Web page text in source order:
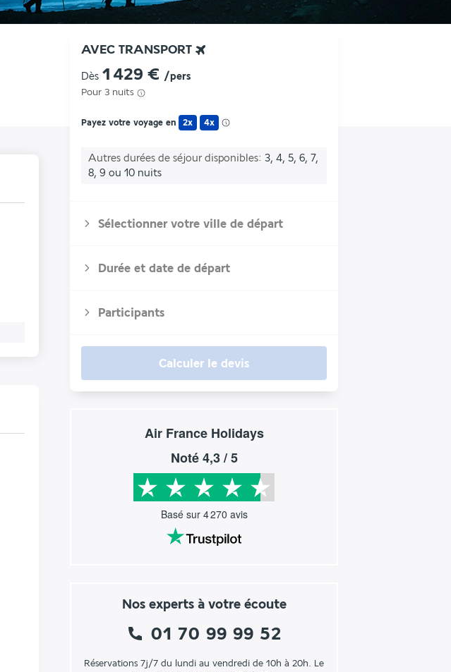
AVEC TRANSPORT
Dès 1 429 € /pers
Pour 3 nuits
Payez votre voyage en 2x 4x
Autres durées de séjour disponibles 3, 4, 5, 6, 7,
8, 9 ou 10 nuits
Sélectionner votre ville de départ
Durée et date de départ
Participants
Calculer le devis
Air France Holidays
Noté4,3/ 5
Basé sur 4 270 avis
Nos experts à votre écoute
01 70 99 99 52
Réservations 7j/7 du lundi au vendredi de 10h à 20h. Le